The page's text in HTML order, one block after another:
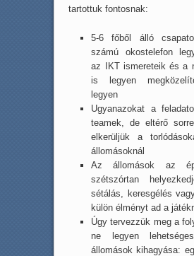
tartottuk fontosnak:
5-6 főből álló
számú okostelefon
az IKT ismereteik és a
is legyen
legyen
Ugyanazokat a
teamek, de eltérő
elkerüljük a
állomásoknál
Az állomások az
szétszórtan
sétálás, keresgélés
külön élményt ad a
Úgy tervezzük meg a
ne legyen
állomások kihagyása: